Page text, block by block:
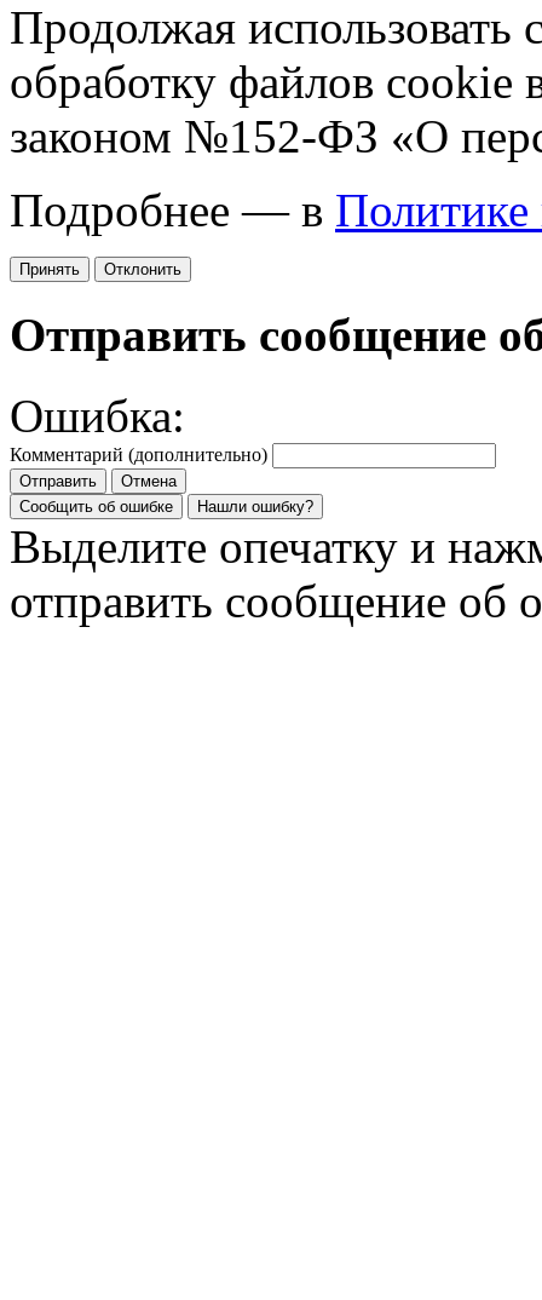
Продолжая использовать
обработку файлов cookie
законом №152-ФЗ «О
Подробнее — в Политике
Принять Отклонить
Отправить сообщение
Ошибка:
Комментарий (дополнительно)
Отправить
Отмена
Сообщить об ошибке
Нашли ошибку?
Выделите опечатку и
отправить сообщение об